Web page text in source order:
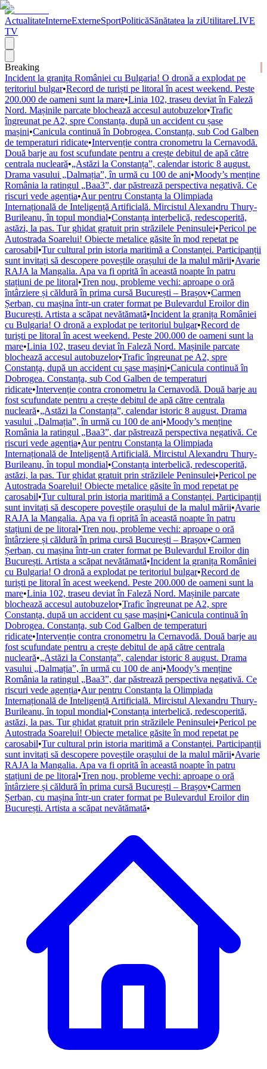
ActualitateInterneExterneSportPoliticăSănătatea la ziUtilitareLIVE
TV
Breaking
Incident la granița României cu Bulgaria! O dronă a explodat pe
teritoriul bulgar•Record de turiști pe litoral în acest weekend. Peste
200.000 de oameni sunt la mare•Linia 102, traseu deviat în Faleză
Nord. Mașinile parcate blochează accesul autobuzelor•Trafic
îngreunat pe A2, spre Constanța, după un accident cu șase
mașini•Canicula continuă în Dobrogea. Constanța, sub Cod Galben
de temperaturi ridicate•Intervenție contra cronometru la Cernavodă.
Două barje au fost scufundate pentru a crește debitul de apă către
centrala nucleară•„Astăzi la Constanța”, calendar istoric 8 august.
Drama vasului „Dalmația”, în urmă cu 100 de ani•Moody’s menține
România la ratingul „Baa3”, dar păstrează perspectiva negativă. Ce
riscuri vede agenția•Aur pentru Constanța la Olimpiada
Internațională de Inteligență Artificială. Mircistul Alexandru Thury-
Burileanu, în topul mondial•Constanța interbelică, redescoperită,
astăzi, la pas. Tur ghidat gratuit prin străzilele Peninsulei•Pericol pe
Autostrada Soarelui! Obiecte metalice găsite în mod repetat pe
carosabil•Tur cultural prin istoria maritimă a Constanței. Participanții
sunt invitați să descopere poveștile orașului de la malul mării•Avarie
RAJA la Mangalia. Apa va fi oprită în această noapte în patru
stațiuni de pe litoral•Tren nou, probleme vechi: aproape o oră
întârziere și căldură în prima cursă București – Brașov•Carmen
Șerban, cu mașina într-un crater format pe Bulevardul Eroilor din
București. Artista a scăpat nevătămată•Incident la granița României
cu Bulgaria! O dronă a explodat pe teritoriul bulgar•Record de
turiști pe litoral în acest weekend. Peste 200.000 de oameni sunt la
mare•Linia 102, traseu deviat în Faleză Nord. Mașinile parcate
blochează accesul autobuzelor•Trafic îngreunat pe A2, spre
Constanța, după un accident cu șase mașini•Canicula continuă în
Dobrogea. Constanța, sub Cod Galben de temperaturi
ridicate•Intervenție contra cronometru la Cernavodă. Două barje au
fost scufundate pentru a crește debitul de apă către centrala
nucleară•„Astăzi la Constanța”, calendar istoric 8 august. Drama
vasului „Dalmația”, în urmă cu 100 de ani•Moody’s menține
România la ratingul „Baa3”, dar păstrează perspectiva negativă. Ce
riscuri vede agenția•Aur pentru Constanța la Olimpiada
Internațională de Inteligență Artificială. Mircistul Alexandru Thury-
Burileanu, în topul mondial•Constanța interbelică, redescoperită,
astăzi, la pas. Tur ghidat gratuit prin străzilele Peninsulei•Pericol pe
Autostrada Soarelui! Obiecte metalice găsite în mod repetat pe
carosabil•Tur cultural prin istoria maritimă a Constanței. Participanții
sunt invitați să descopere poveștile orașului de la malul mării•Avarie
RAJA la Mangalia. Apa va fi oprită în această noapte în patru
stațiuni de pe litoral•Tren nou, probleme vechi: aproape o oră
întârziere și căldură în prima cursă București – Brașov•Carmen
Șerban, cu mașina într-un crater format pe Bulevardul Eroilor din
București. Artista a scăpat nevătămată•Incident la granița României
cu Bulgaria! O dronă a explodat pe teritoriul bulgar•Record de
turiști pe litoral în acest weekend. Peste 200.000 de oameni sunt la
mare•Linia 102, traseu deviat în Faleză Nord. Mașinile parcate
blochează accesul autobuzelor•Trafic îngreunat pe A2, spre
Constanța, după un accident cu șase mașini•Canicula continuă în
Dobrogea. Constanța, sub Cod Galben de temperaturi
ridicate•Intervenție contra cronometru la Cernavodă. Două barje au
fost scufundate pentru a crește debitul de apă către centrala
nucleară•„Astăzi la Constanța”, calendar istoric 8 august. Drama
vasului „Dalmația”, în urmă cu 100 de ani•Moody’s menține
România la ratingul „Baa3”, dar păstrează perspectiva negativă. Ce
riscuri vede agenția•Aur pentru Constanța la Olimpiada
Internațională de Inteligență Artificială. Mircistul Alexandru Thury-
Burileanu, în topul mondial•Constanța interbelică, redescoperită,
astăzi, la pas. Tur ghidat gratuit prin străzilele Peninsulei•Pericol pe
Autostrada Soarelui! Obiecte metalice găsite în mod repetat pe
carosabil•Tur cultural prin istoria maritimă a Constanței. Participanții
sunt invitați să descopere poveștile orașului de la malul mării•Avarie
RAJA la Mangalia. Apa va fi oprită în această noapte în patru
stațiuni de pe litoral•Tren nou, probleme vechi: aproape o oră
întârziere și căldură în prima cursă București – Brașov•Carmen
Șerban, cu mașina într-un crater format pe Bulevardul Eroilor din
București. Artista a scăpat nevătămată•